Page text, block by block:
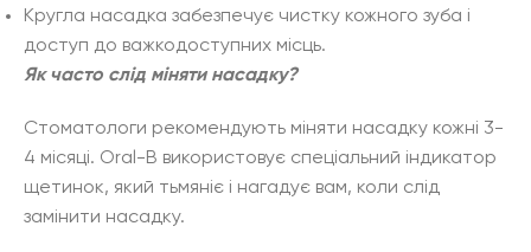
Кругла насадка забезпечує чистку кожного зуба і
доступ до важкодоступних місць.
Як часто слід міняти насадку?
Стоматологи рекомендують міняти насадку кожні 3-
4 місяці. Oral-B використовує спеціальний індикатор
щетинок, який тьмяніє і нагадує вам, коли слід
замінити насадку.